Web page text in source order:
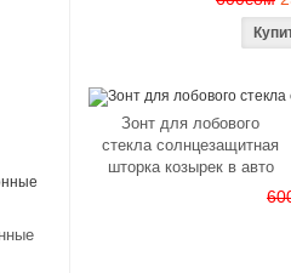
Зонт для лобового
стекла солнцезащитная
шторка козырек в авто